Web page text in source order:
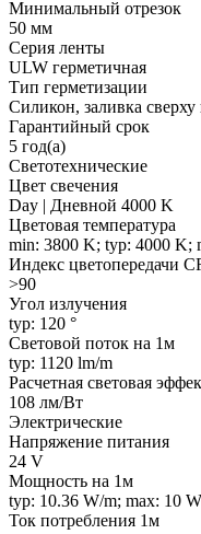
Минимальный отрезок
50 мм
Серия ленты
ULW герметичная
Тип герметизации
Силикон, заливка сверху
Гарантийный срок
5 год(а)
Светотехнические
Цвет свечения
Day | Дневной 4000 K
Цветовая температура
min: 3800 K; typ: 4000 K;
Индекс цветопередачи
>90
Угол излучения
typ: 120 °
Световой поток на 1м
typ: 1120 lm/m
Расчетная световая
108 лм/Вт
Электрические
Напряжение питания
24 V
Мощность на 1м
typ: 10.36 W/m; max: 10
Ток потребления 1м